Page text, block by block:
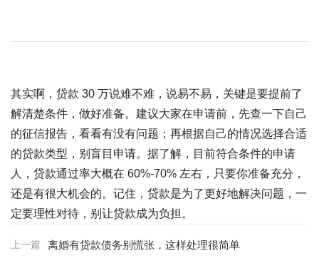
其实啊，贷款 30 万说难不难，说易不易，关键是要提前了
解清楚条件，做好准备。建议大家在申请前，先查一下自己
的征信报告，看看有没有问题；再根据自己的情况选择合适
的贷款类型，别盲目申请。据了解，目前符合条件的申请
人，贷款通过率大概在 60%-70% 左右，只要你准备充分，
还是有很大机会的。记住，贷款是为了更好地解决问题，一
定要理性对待，别让贷款成为负担。
上一篇 离婚有贷款债务别慌张，这样处理很简单